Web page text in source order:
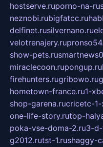
hostserve.ruporno-na-
neznobi.rubigfatcc.ru
delfinet.rusilvernano.ru
velotrenajery.ru
show-pets.ru
miraclecoon.rupongup.ru
firehunters.rugribowo.ru
hometown-france.ru1-
shop-garena.rucricetc-
one-life-story.rutop-
poka-vse-doma-2.ru3-
g2012.rutst-1.rushaggy-